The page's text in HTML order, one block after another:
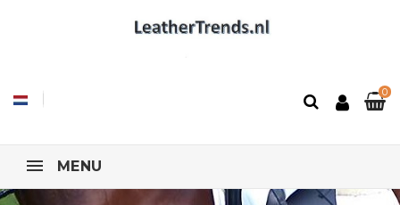
0
MENU